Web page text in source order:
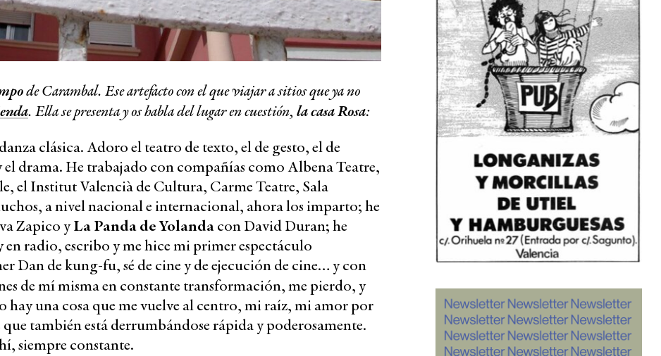
de Carambal. Ese artefacto con el que viajar a sitios que ya no
. Ella se presenta y os habla del lugar en cuestión,la casa Rosa:
clásica. Adoro el teatro de texto, el de gesto, el de
drama. He trabajado con compañías como Albena Teatre,
el Institut Valencià de Cultura, Carme Teatre, Sala
a nivel nacional e internacional, ahora los imparto; he
Zapico yLa Panda de Yolandacon David Duran; he
radio, escribo y me hice mi primer espectáculo
Dan de kung-fu, sé de cine y de ejecución de cine… y con
de mí misma en constante transformación, me pierdo, y
hay una cosa que me vuelve al centro, mi raíz, mi amor por
también está derrumbándose rápida y poderosamente.
siempre constante.